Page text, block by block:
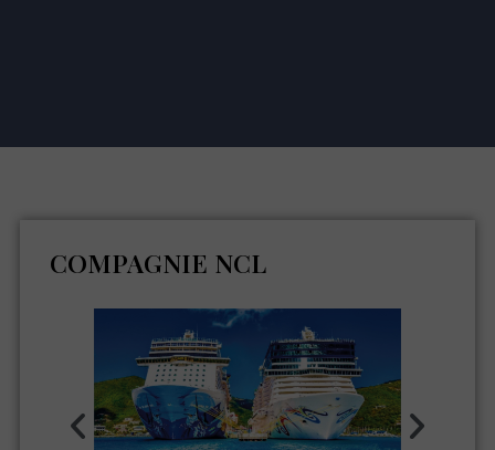
COMPAGNIE NCL